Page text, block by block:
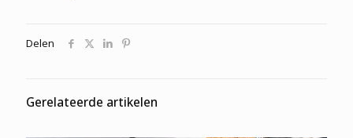
Delen
Gerelateerde artikelen